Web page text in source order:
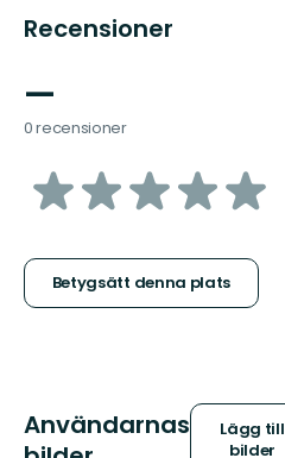
Recensioner
—
0 recensioner
av
stjärnor
Betygsätt denna plats
Användarnas
Lägg till
bilder